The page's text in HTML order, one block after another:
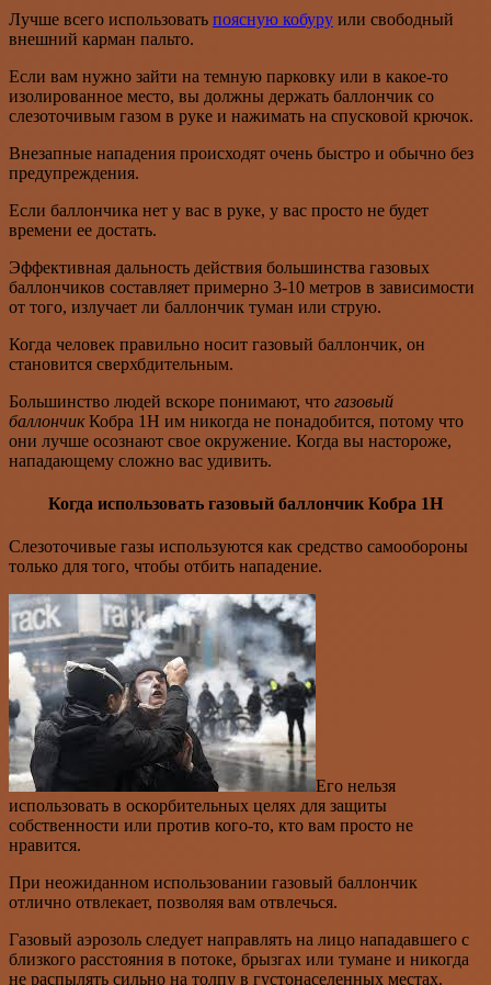
Лучше всего использовать поясную кобуру или свободный
внешний карман пальто.
Если вам нужно зайти на темную парковку или в какое-то
изолированное место, вы должны держать баллончик со
слезоточивым газом в руке и нажимать на спусковой крючок.
Внезапные нападения происходят очень быстро и обычно без
предупреждения.
Если баллончика нет у вас в руке, у вас просто не будет
времени ее достать.
Эффективная дальность действия большинства газовых
баллончиков составляет примерно 3-10 метров в зависимости
от того, излучает ли баллончик туман или струю.
Когда человек правильно носит газовый баллончик, он
становится сверхбдительным.
Большинство людей вскоре понимают, что газовый
баллончикКобра 1Н им никогда не понадобится, потому что
они лучше осознают свое окружение. Когда вы настороже,
нападающему сложно вас удивить.
Когда использовать газовый баллончик Кобра 1Н
Слезоточивые газы используются как средство самообороны
только для того, чтобы отбить нападение.
Его нельзя
использовать в оскорбительных целях для защиты
собственности или против кого-то, кто вам просто не
нравится.
При неожиданном использовании газовый баллончик
отлично отвлекает, позволяя вам отвлечься.
Газовый аэрозоль следует направлять на лицо нападавшего с
близкого расстояния в потоке, брызгах или тумане и никогда
не распылять сильно на толпу в густонаселенных местах.